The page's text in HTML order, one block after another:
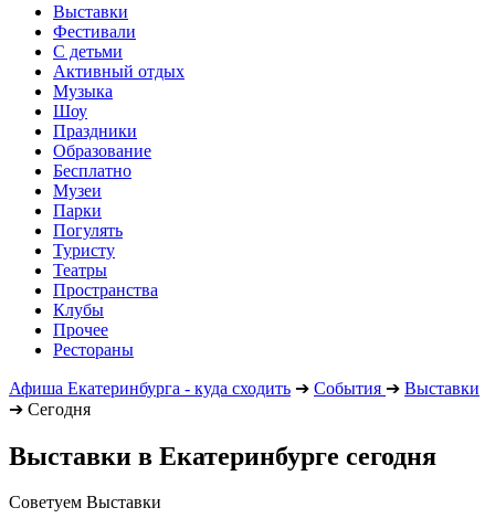
Выставки
Фестивали
С детьми
Активный отдых
Музыка
Шоу
Праздники
Образование
Бесплатно
Музеи
Парки
Погулять
Туристу
Театры
Пространства
Клубы
Прочее
Рестораны
Афиша Екатеринбурга - куда сходить ➔ События ➔ Выставки
➔ Сегодня
Выставки в Екатеринбурге сегодня
Советуем Выставки